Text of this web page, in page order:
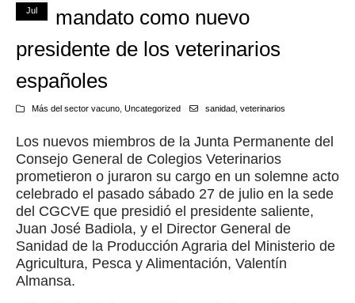
Jul
mandato como nuevo
presidente de los veterinarios
españoles
Más del sector vacuno, Uncategorized sanidad, veterinarios
Los nuevos miembros de la Junta Permanente del
Consejo General de Colegios Veterinarios
prometieron o juraron su cargo en un solemne acto
celebrado el pasado sábado 27 de julio en la sede
del CGCVE que presidió el presidente saliente,
Juan José Badiola, y el Director General de
Sanidad de la Producción Agraria del Ministerio de
Agricultura, Pesca y Alimentación, Valentín
Almansa.